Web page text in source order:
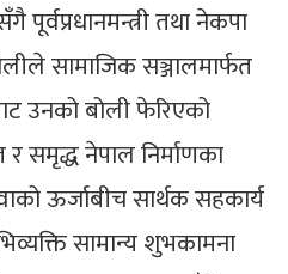
तथा नेकपा
सामाजिक सञ्जालमार्फत
उनको बोली फेरिएको
समृद्ध नेपाल निर्माणका
ऊर्जाबीच सार्थक सहकार्य
सामान्य शुभकामना